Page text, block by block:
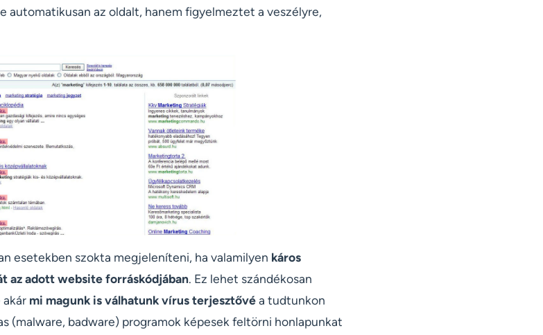
automatikusan az oldalt, hanem figyelmeztet a veszélyre,
esetekben szokta megjeleníteni, ha valamilyen káros
az adott website forráskódjában. Ez lehet szándékosan
mi magunk is válhatunk vírus terjesztővéa tudtunkon
(malware, badware) programok képesek feltörni honlapunkat